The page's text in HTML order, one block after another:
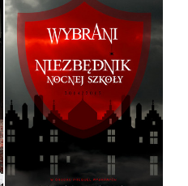
WYBRANI
C.J. DAUGHERTY
OPRAWA TWARDA
34,90 ZŁ